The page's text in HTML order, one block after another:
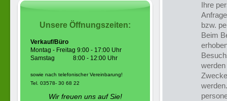
Ihre
bzw.
Beim
Unsere Öffnungszeiten:
Verkauf/Büro
Montag - Freitag 9:00 - 17:00 Uhr
Samstag 8:00 - 12:00 Uhr
sowie nach telefonischer Vereinbarung!
Tel. 03578- 30 68 22
Wir freuen uns auf Sie!